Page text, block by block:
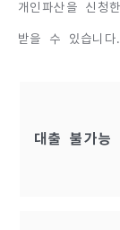
개인파산을 신청
받을 수 있습니다.
대출 불가능